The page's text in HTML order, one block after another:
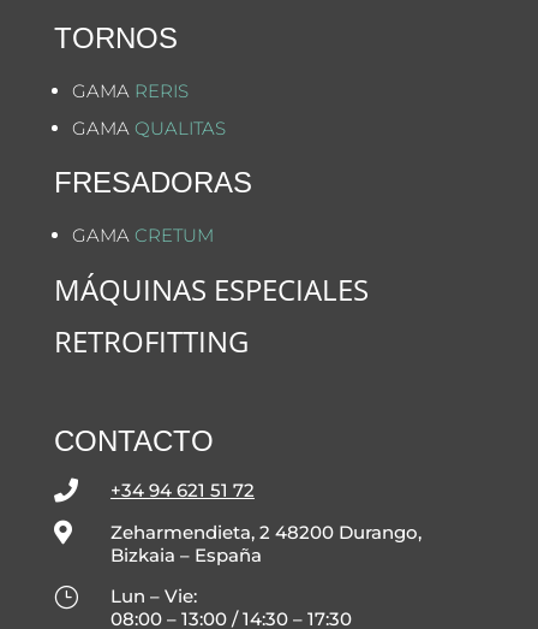
TORNOS
GAMA RERIS
GAMA QUALITAS
FRESADORAS
GAMA CRETUM
MÁQUINAS ESPECIALES
RETROFITTING
CONTACTO
 +34 94 621 51 72

Zeharmendieta, 2 48200 Durango,
Bizkaia – España
}
Lun – Vie:
08:00 – 13:00 / 14:30 – 17:30